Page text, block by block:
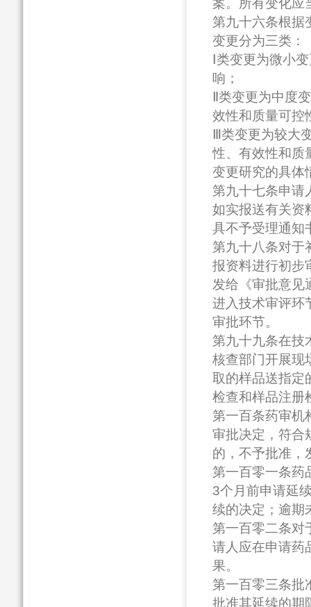
案。所有变化应
第九十六条根据
变更分为三类：
Ⅰ类变更为微小
响；
Ⅱ类变更为中度
效性和质量可控
Ⅲ类变更为较大
性、有效性和质
变更研究的具体
第九十七条申请
如实报送有关资
具不予受理通知
第九十八条对于
报资料进行初步
发给《审批意见
进入技术审评环
审批环节。
第九十九条在技
核查部门开展现
取的样品送指定
检查和样品注册
第一百条药审机
审批决定，符合
的，不予批准，
第一百零一条药
3个月前申请延
续的决定；逾期
第一百零二条对
请人应在申请药
果。
第一百零三条批
批准其延续的期